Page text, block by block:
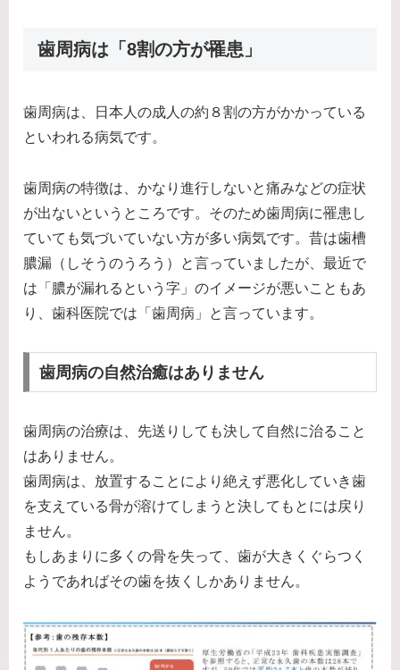
歯周病は「8割の方が罹患」
歯周病は、日本人の成人の約８割の方がかかっている
といわれる病気です。
歯周病の特徴は、かなり進行しないと痛みなどの症状
が出ないというところです。そのため歯周病に罹患し
ていても気づいていない方が多い病気です。昔は歯槽
膿漏（しそうのうろう）と言っていましたが、最近で
は「膿が漏れるという字」のイメージが悪いこともあ
り、歯科医院では「歯周病」と言っています。
歯周病の自然治癒はありません
歯周病の治療は、先送りしても決して自然に治ること
はありません。
歯周病は、放置することにより絶えず悪化していき歯
を支えている骨が溶けてしまうと決してもとには戻り
ません。
もしあまりに多くの骨を失って、歯が大きくぐらつく
ようであればその歯を抜くしかありません。